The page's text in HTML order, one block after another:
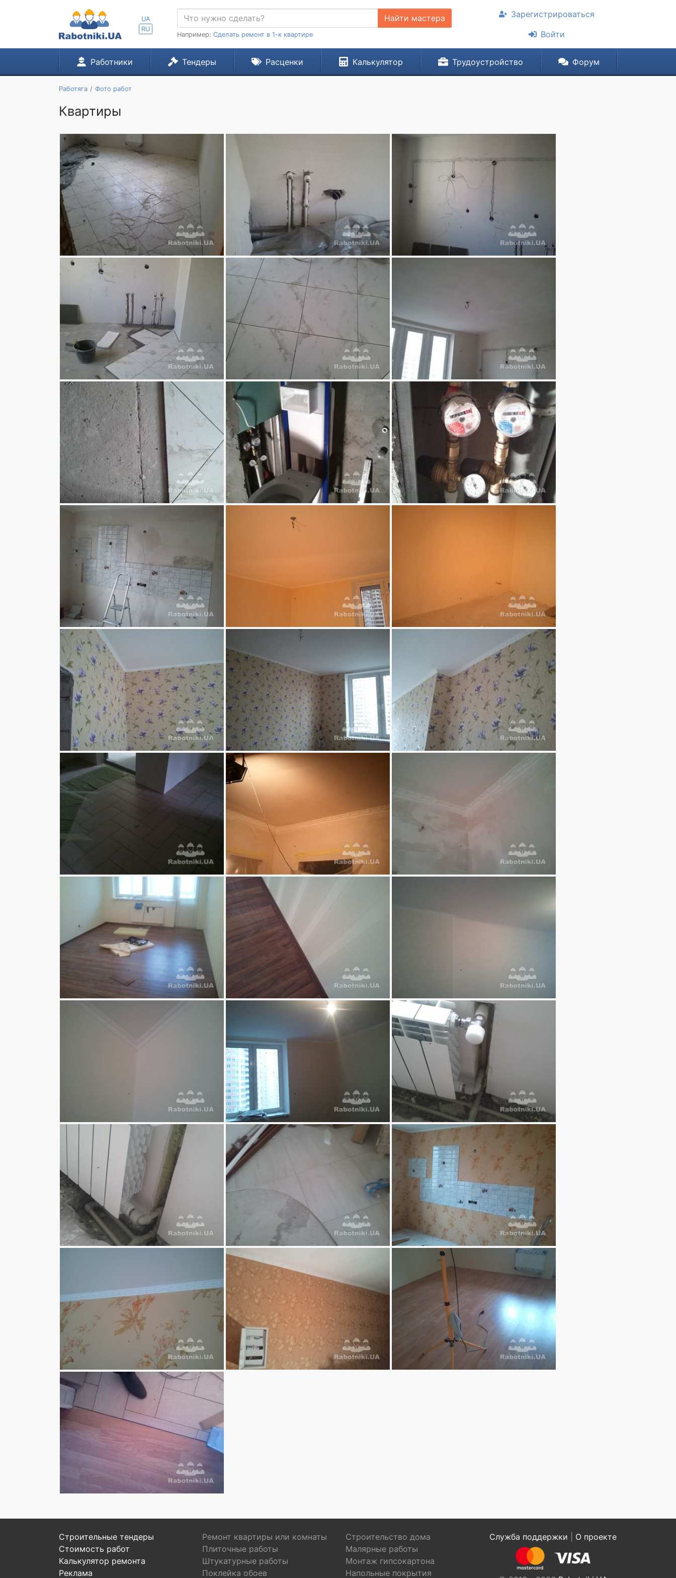
UA
RU
Найти мастера
Например: Сделать ремонт в 1-к квартире
Зарегистрироваться
Войти
Работники Тендеры Расценки Калькулятор Трудоустройство Форум
Работяга Фото работ
Квартиры
Строительные тендеры
Стоимость работ
Калькулятор ремонта
Реклама
Ремонт квартиры или комнаты
Строительство дома
Плиточные работы
Малярные работы
Штукатурные работы
Монтаж гипсокартона
Поклейка обоев
Напольные покрытия
Служба поддержки О проекте